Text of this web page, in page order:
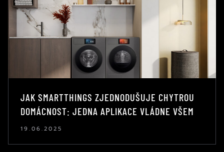
JAK SMARTTHINGS ZJEDNODUŠUJE CHYTROU
DOMÁCNOST: JEDNA APLIKACE VLÁDNE VŠEM
19.06.2025